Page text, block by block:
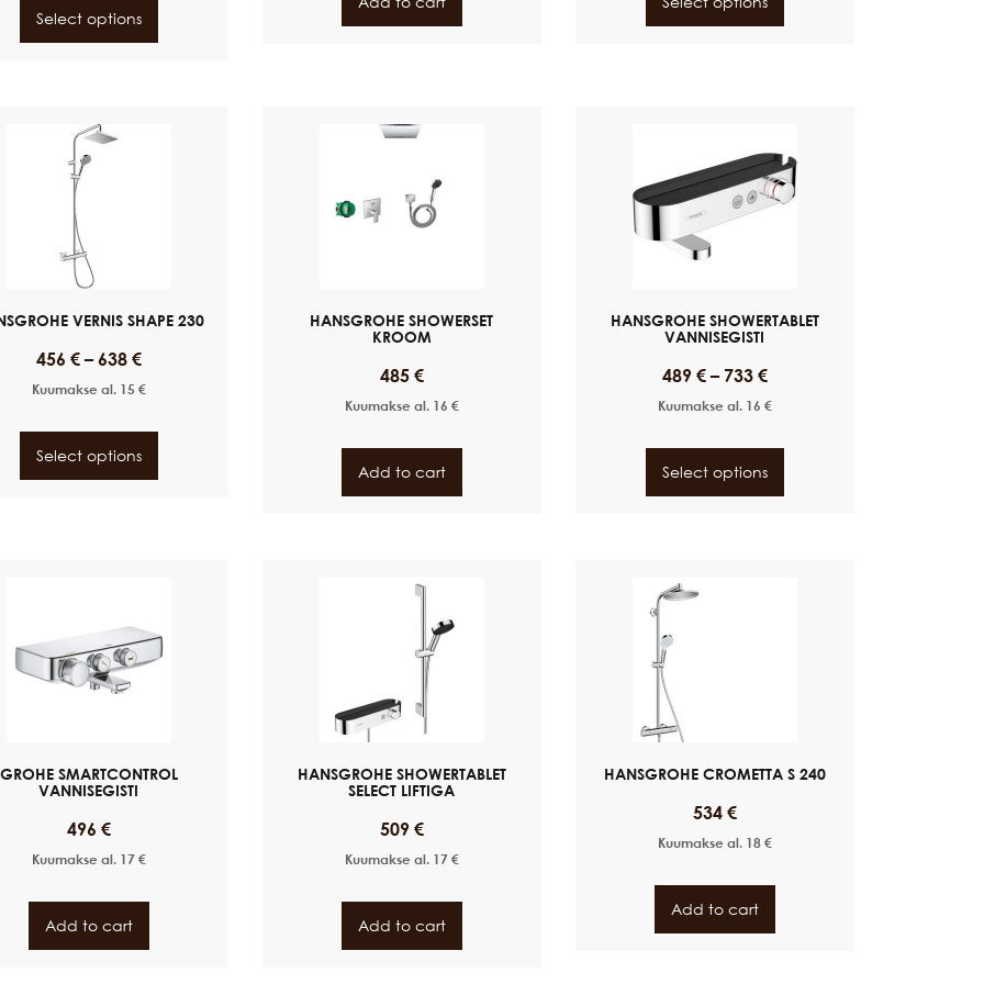
Select options
VERNIS SHAPE 230
456 €– 638 €
Kuumakse al. 15 €
Select options
HANSGROHE SHOWERSET
KROOM
485 €
Kuumakse al. 16 €
Add to cart
HANSGROHE SHOWERTABLET
VANNISEGISTI
489 €– 733 €
Kuumakse al. 16 €
Select options
GROHE SMARTCONTROL
VANNISEGISTI
496 €
Kuumakse al. 17 €
Add to cart
HANSGROHE SHOWERTABLET
SELECT LIFTIGA
509 €
Kuumakse al. 17 €
Add to cart
HANSGROHE CROMETTA S 240
534 €
Kuumakse al. 18 €
Add to cart